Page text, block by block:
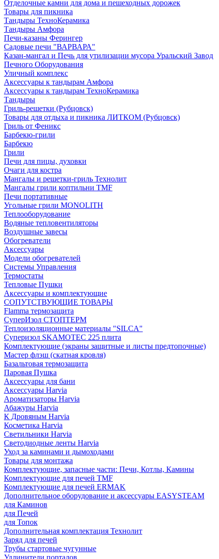
Отделочные камни для дома и пешеходных дорожек
Товары для пикника
Тандыры ТехноКерамика
Тандыры Амфора
Печи-казаны Ферингер
Садовые печи "ВАРВАРА"
Казан-мангал и Печь для утилизации мусора Уральский Завод
Печного Оборудования
Уличный комплекс
Аксессуары к тандырам Амфора
Аксессуары к тандырам ТехноКерамика
Тандыры
Гриль-решетки (Рубцовск)
Товары для отдыха и пикника ЛИТКОМ (Рубцовск)
Гриль от Феникс
Барбекю-грили
Барбекю
Грили
Печи для пицы, духовки
Очаги для костра
Мангалы и решетки-гриль Технолит
Мангалы грили коптильни TMF
Печи портативные
Угольные грили MONOLITH
Теплооборудование
Водяные тепловентиляторы
Воздушные завесы
Обогреватели
Аксессуары
Модели обогревателей
Системы Управления
Термостаты
Тепловые Пушки
Аксессуары и комплектующие
СОПУТСТВУЮЩИЕ ТОВАРЫ
Flamma термозащита
СуперИзол СТОПТЕРМ
Теплоизоляционные материалы "SILCA"
Суперизол SKAMOTEC 225 плита
Комплектующие (экраны защитные и листы предтопочные)
Мастер флэш (скатная кровля)
Базальтовая термозащита
Паровая Пушка
Аксессуары для бани
Аксессуары Harvia
Ароматизаторы Harvia
Абажуры Harvia
К Дровяным Harvia
Косметика Harvia
Светильники Harvia
Светодиодные ленты Harvia
Уход за каминами и дымоходами
Товары для монтажа
Комплектующие, запасные части: Печи, Котлы, Камины
Комплектующие для печей TMF
Комплектующие для печей ERMAK
Дополнительное оборудование и аксессуары EASYSTEAM
для Каминов
для Печей
для Топок
Дополнительная комплектация Технолит
Заряд для печей
Трубы стартовые чугунные
Удлинители порталов